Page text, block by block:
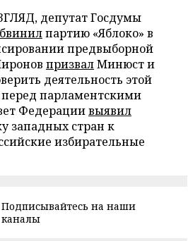
депутат Госдумы
партию «Яблоко» в
предвыборной
призвалМинюст и
деятельность этой
парламентскими
Федерациивыявил
западных стран к
избирательные
Подписывайтесь на наши
каналы